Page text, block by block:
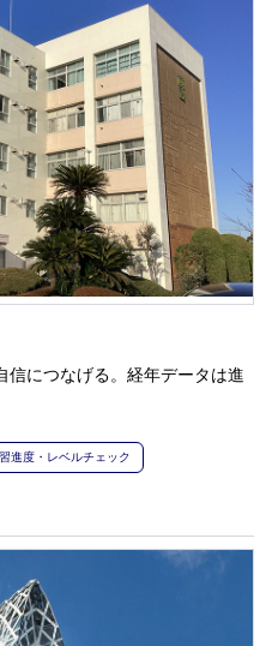
信につなげる。経年データは進
進度・レベルチェック